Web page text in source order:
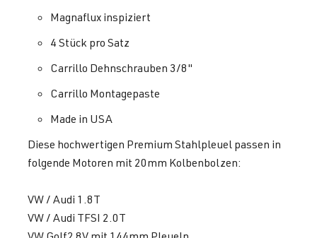
Magnaflux inspiziert
4 Stück pro Satz
Carrillo Dehnschrauben 3/8"
Carrillo Montagepaste
Made in USA
Diese hochwertigen Premium Stahlpleuel passen in
folgende Motoren mit 20mm Kolbenbolzen:
VW / Audi 1.8T
VW / Audi TFSI 2.0T